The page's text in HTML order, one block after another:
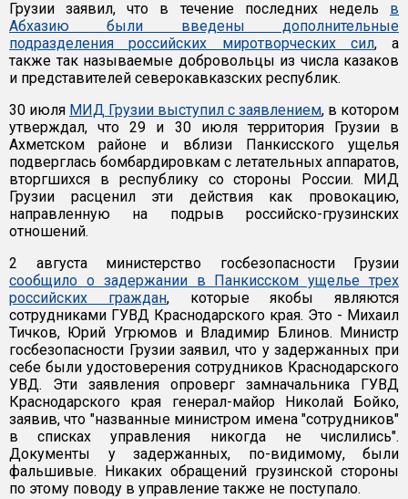
Грузии заявил, что в течение последних недель в
Абхазию были введены дополнительные
подразделения российских миротворческих сил, а
также так называемые добровольцы из числа казаков
и представителей северокавказских республик.
30 июля МИД Грузии выступил с заявлением, в котором
утверждал, что 29 и 30 июля территория Грузии в
Ахметском районе и вблизи Панкисского ущелья
подверглась бомбардировкам с летательных аппаратов,
вторгшихся в республику со стороны России. МИД
Грузии расценил эти действия как провокацию,
направленную на подрыв российско-грузинских
отношений.
2 августа министерство госбезопасности Грузии
сообщило о задержании в Панкисском ущелье трех
российских граждан, которые якобы являются
сотрудниками ГУВД Краснодарского края. Это - Михаил
Тичков, Юрий Угрюмов и Владимир Блинов. Министр
госбезопасности Грузии заявил, что у задержанных при
себе были удостоверения сотрудников Краснодарского
УВД. Эти заявления опроверг замначальника ГУВД
Краснодарского края генерал-майор Николай Бойко,
заявив, что "названные министром имена "сотрудников"
в списках управления никогда не числились".
Документы у задержанных, по-видимому, были
фальшивые. Никаких обращений грузинской стороны
по этому поводу в управление также не поступало.